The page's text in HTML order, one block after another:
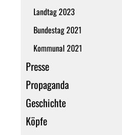
Landtag 2023
Bundestag 2021
Kommunal 2021
Presse
Propaganda
Geschichte
Köpfe